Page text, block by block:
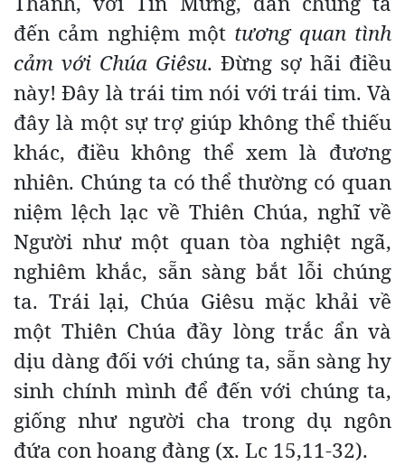
đến cảm nghiệm một tương quan tình
cảm với Chúa Giêsu. Đừng sợ hãi điều
này! Đây là trái tim nói với trái tim. Và
đây là một sự trợ giúp không thể thiếu
khác, điều không thể xem là đương
nhiên. Chúng ta có thể thường có quan
niệm lệch lạc về Thiên Chúa, nghĩ về
Người như một quan tòa nghiệt ngã,
nghiêm khắc, sẵn sàng bắt lỗi chúng
ta. Trái lại, Chúa Giêsu mặc khải về
một Thiên Chúa đầy lòng trắc ẩn và
dịu dàng đối với chúng ta, sẵn sàng hy
sinh chính mình để đến với chúng ta,
giống như người cha trong dụ ngôn
đứa con hoang đàng (x. Lc 15,11-32).